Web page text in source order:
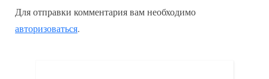
д
у
у
Для отправки комментария вам необходимо
авторизоваться.